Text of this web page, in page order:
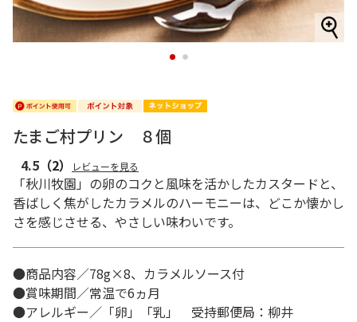
1 2
たまご村プリン ８個
4.5 （2） レビューを見る
「秋川牧園」の卵のコクと風味を活かしたカスタードと、
香ばしく焦がしたカラメルのハーモニーは、どこか懐かし
さを感じさせる、やさしい味わいです。
●商品内容／78g×8、カラメルソース付
●賞味期間／常温で6ヵ月
●アレルギー／「卵」「乳」 受持郵便局：柳井